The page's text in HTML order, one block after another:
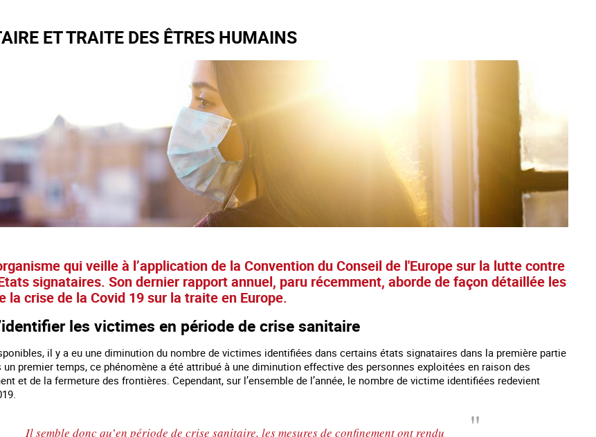
ET TRAITE DES ÊTRES HUMAINS
qui veille à l’application de la Convention du Conseil de l'Europe sur la lutte contre
signataires. Son dernier rapport annuel, paru récemment, aborde de façon détaillée les
la crise de la Covid 19 sur la traite en Europe.
les victimes en période de crise sanitaire
il y a eu une diminution du nombre de victimes identifiées dans certains états signataires dans la première partie
un premier temps, ce phénomène a été attribué à une diminution effective des personnes exploitées en raison des
et de la fermeture des frontières. Cependant, sur l’ensemble de l’année, le nombre de victime identifiées redevient
Il semble donc qu’en période de crise sanitaire, les mesures de confinement ont rendu